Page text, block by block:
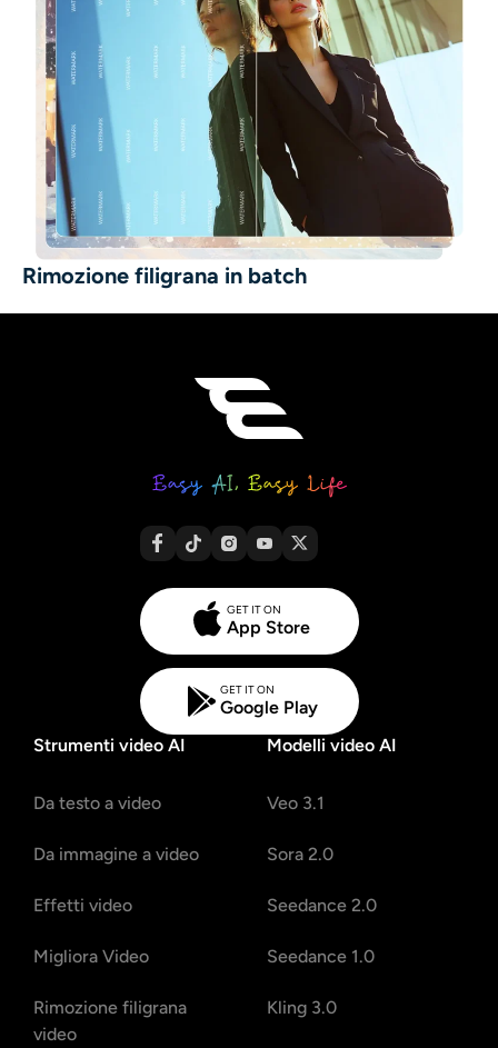
Rimozione filigrana in batch
GET IT ON
App Store
GET IT ON
Google Play
Strumenti video AI
Da testo a video
Da immagine a video
Effetti video
Migliora Video
Rimozione filigrana
video
Modelli video AI
Veo 3.1
Sora 2.0
Seedance 2.0
Seedance 1.0
Kling 3.0